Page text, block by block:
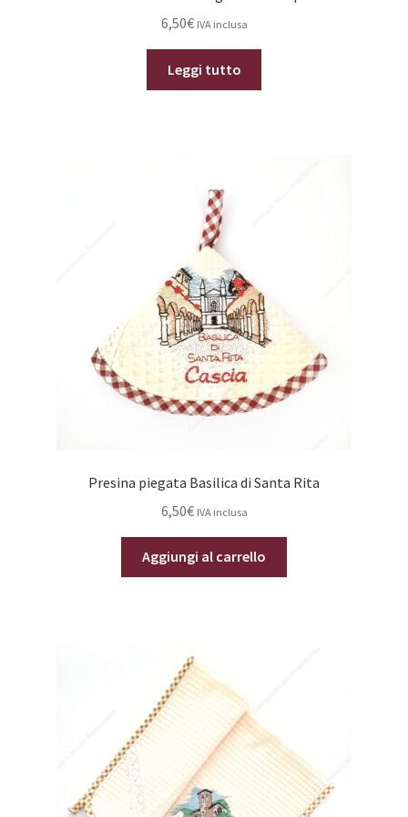
6,50€ IVA inclusa
Leggi tutto
Presina piegata Basilica di Santa Rita
6,50€ IVA inclusa
Aggiungi al carrello